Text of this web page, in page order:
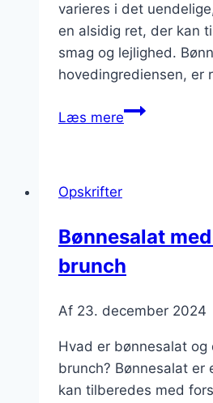
varieres i det
en alsidig ret, der kan
smag og lejlighed.
hovedingrediensen, er
Læs mereBønnesalat
Opskrifter
Bønnesalat
brunch
Af 23. december 2024
Hvad er bønnesalat
brunch? Bønnesalat er
kan tilberedes med